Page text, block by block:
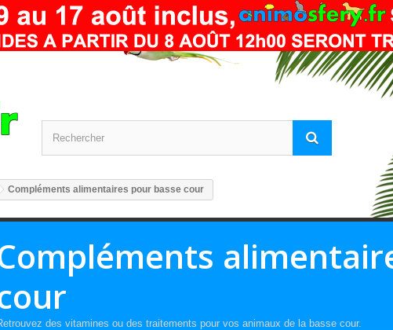
Compléments alimentaires pour basse cour
des vitamines ou des traitements pour vos animaux de la basse cour.